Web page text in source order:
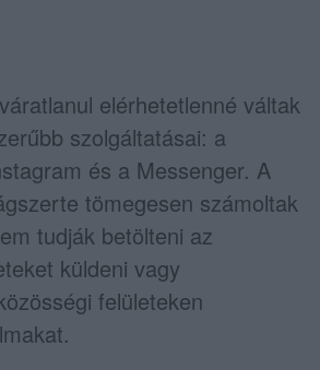
elérhetetlenné váltak
szolgáltatásai: a
és a Messenger. A
tömegesen számoltak
tudják betölteni az
küldeni vagy
felületeken